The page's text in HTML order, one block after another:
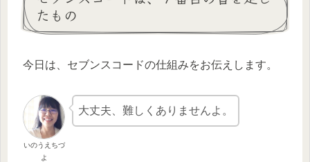
たもの
今日は、セブンスコードの仕組みをお伝えします。
いのうえちづ
よ
大丈夫、難しくありませんよ。